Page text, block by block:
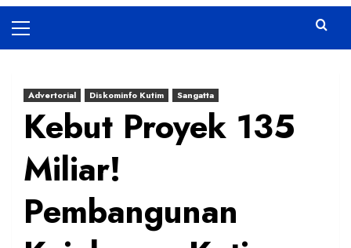
Menu
Advertorial Diskominfo Kutim Sangatta
Kebut Proyek 135
Miliar!
Pembangunan